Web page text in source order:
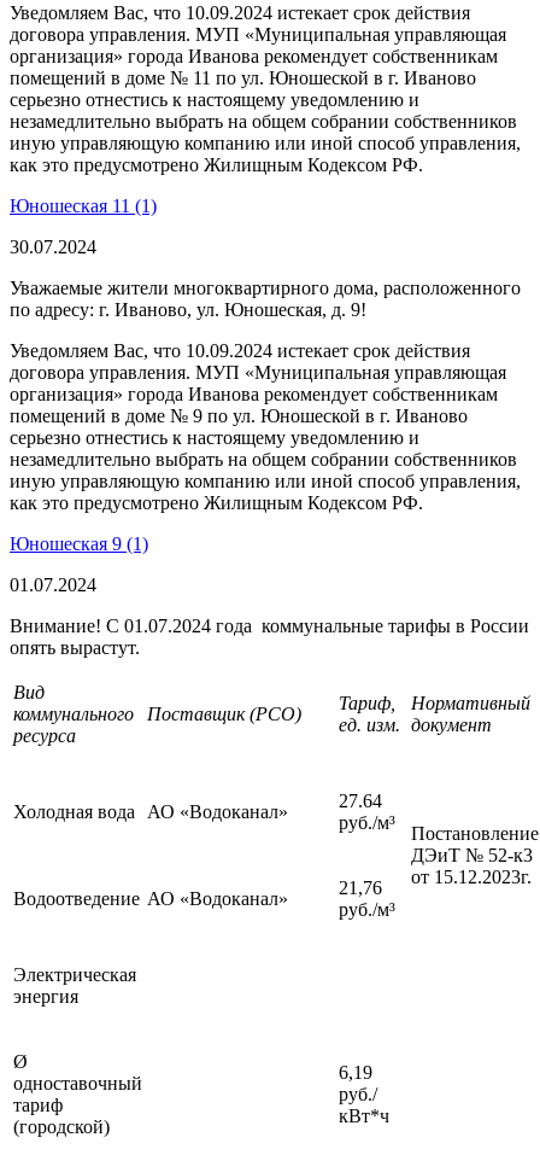
Уведомляем Вас, что 10.09.2024 истекает срок действия
договора управления. МУП «Муниципальная управляющая
организация» города Иванова рекомендует собственникам
помещений в доме № 11 по ул. Юношеской в г. Иваново
серьезно отнестись к настоящему уведомлению и
незамедлительно выбрать на общем собрании собственников
иную управляющую компанию или иной способ управления,
как это предусмотрено Жилищным Кодексом РФ.
Юношеская 11 (1)
30.07.2024
Уважаемые жители многоквартирного дома, расположенного
по адресу: г. Иваново, ул. Юношеская, д. 9!
Уведомляем Вас, что 10.09.2024 истекает срок действия
договора управления. МУП «Муниципальная управляющая
организация» города Иванова рекомендует собственникам
помещений в доме № 9 по ул. Юношеской в г. Иваново
серьезно отнестись к настоящему уведомлению и
незамедлительно выбрать на общем собрании собственников
иную управляющую компанию или иной способ управления,
как это предусмотрено Жилищным Кодексом РФ.
Юношеская 9 (1)
01.07.2024
Внимание! С 01.07.2024 года коммунальные тарифы в России
опять вырастут.
Вид
коммунального
ресурса
Поставщик (РСО)
Тариф,
ед. изм.
Нормативный
документ
Холодная вода АО «Водоканал»
27.64
руб./м³
Постановление
ДЭиТ № 52-к3
от 15.12.2023г.
Водоотведение АО «Водоканал»
21,76
руб./м³
Электрическая
энергия
Ø
одноставочный
тариф
(городской)
6,19
руб./
кВт*ч